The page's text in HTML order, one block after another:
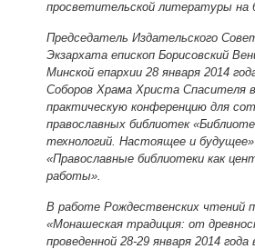
просветительской литературы на
Председатель Издательского
Экзархата епископ Борисовский
Минской епархии 28 января 2014
Соборов Храма Христа Спасителя
практическую конференцию для
православных библиотек
технологий. Настоящее и
«Православные библиотеки как
работы».
В работе Рождественских чтений
«Монашеская традиция: от
проведенной 28-29 января 2014